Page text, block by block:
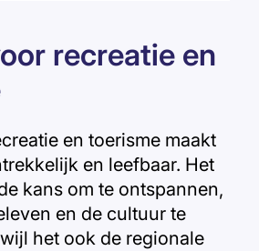
recreatie en
en toerisme maakt
en leefbaar. Het
kans om te ontspannen,
en de cultuur te
het ook de regionale